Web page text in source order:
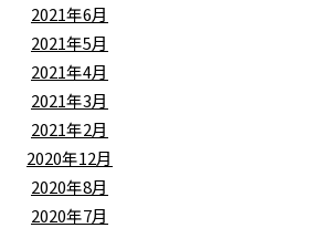
2021年6月
2021年5月
2021年4月
2021年3月
2021年2月
2020年12月
2020年8月
2020年7月